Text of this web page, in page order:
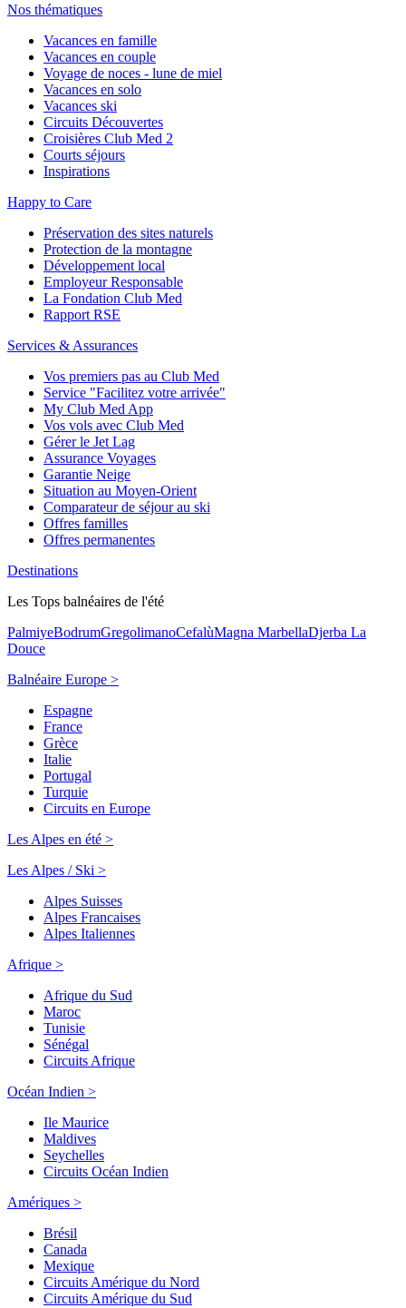
Nos thématiques
Vacances en famille
Vacances en couple
Voyage de noces - lune de miel
Vacances en solo
Vacances ski
Circuits Découvertes
Croisières Club Med 2
Courts séjours
Inspirations
Happy to Care
Préservation des sites naturels
Protection de la montagne
Développement local
Employeur Responsable
La Fondation Club Med
Rapport RSE
Services & Assurances
Vos premiers pas au Club Med
Service "Facilitez votre arrivée"
My Club Med App
Vos vols avec Club Med
Gérer le Jet Lag
Assurance Voyages
Garantie Neige
Situation au Moyen-Orient
Comparateur de séjour au ski
Offres familles
Offres permanentes
Destinations
Les Tops balnéaires de l'été
PalmiyeBodrumGregolimanoCefalùMagna MarbellaDjerba La
Douce
Balnéaire Europe >
Espagne
France
Grèce
Italie
Portugal
Turquie
Circuits en Europe
Les Alpes en été >
Les Alpes / Ski >
Alpes Suisses
Alpes Francaises
Alpes Italiennes
Afrique >
Afrique du Sud
Maroc
Tunisie
Sénégal
Circuits Afrique
Océan Indien >
Ile Maurice
Maldives
Seychelles
Circuits Océan Indien
Amériques >
Brésil
Canada
Mexique
Circuits Amérique du Nord
Circuits Amérique du Sud